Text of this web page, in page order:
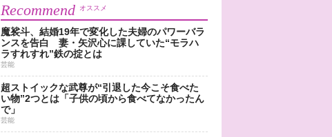
Recommend オススメ
魔裟斗、結婚19年で変化した夫婦のパワーバラ
ンスを告白 妻・矢沢心に課していた“モラハ
ラすれすれ”鉄の掟とは
芸能
超ストイックな武尊が“引退した今こそ食べた
い物”2つとは「子供の頃から食べてなかったん
で」
芸能